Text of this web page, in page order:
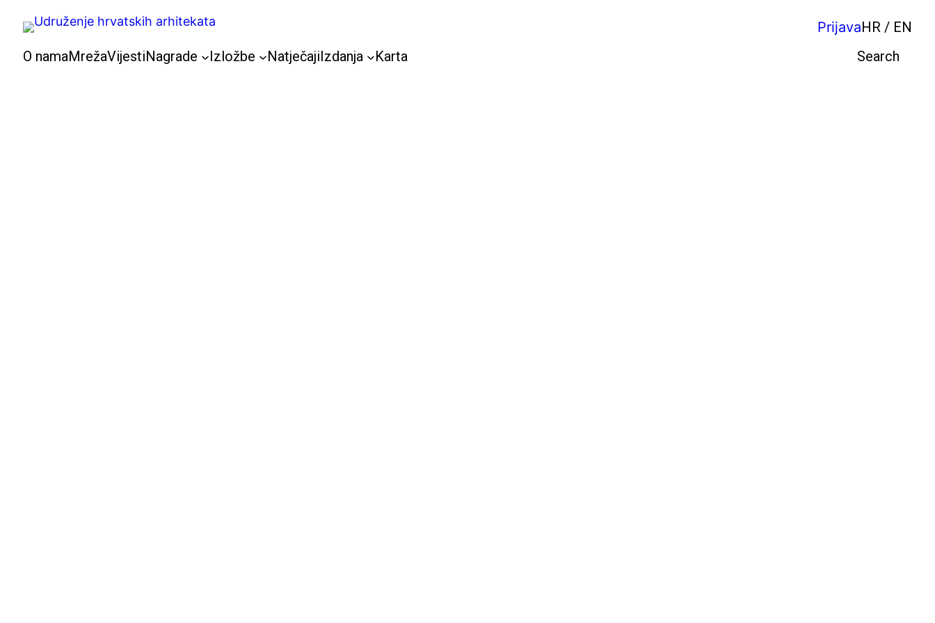
Skoči
sadržaja
PrijavaHR / EN
O namaMrežaVijestiNagrade Izložbe NatječajiIzdanja Karta